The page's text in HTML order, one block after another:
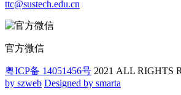
ttc@sustech.edu.cn
官方微信
粤ICP备 14051456号 2021 ALL RIGHTS
by szweb Designed by smarta